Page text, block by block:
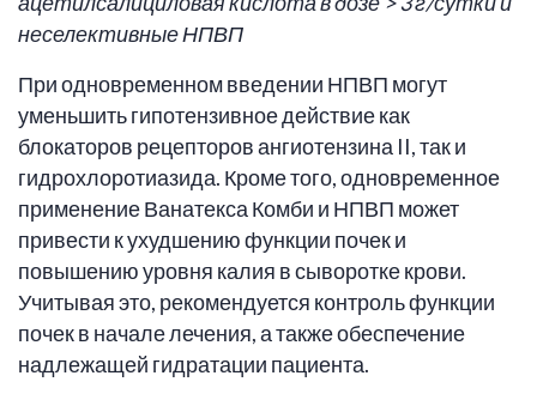
неселективные НПВП
При одновременном введении НПВП могут
уменьшить гипотензивное действие как
блокаторов рецепторов ангиотензина II, так и
гидрохлоротиазида. Кроме того, одновременное
применение Ванатекса Комби и НПВП может
привести к ухудшению функции почек и
повышению уровня калия в сыворотке крови.
Учитывая это, рекомендуется контроль функции
почек в начале лечения, а также обеспечение
надлежащей гидратации пациента.